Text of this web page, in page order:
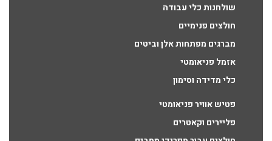
שולחנות כלי עבודה
חולצים פנימיים
מברגים מפתחות אלן וביטים
אזמל פניאומטי
כלי מדידה וסימון
פטיש אוויר פניאומטי
פליירים וקאטרים